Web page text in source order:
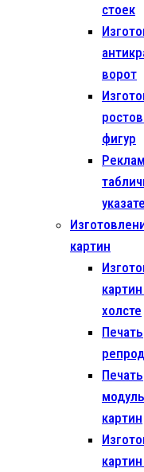
стоек
ворот
фигур
картин
холсте
Печать
Печать
картин